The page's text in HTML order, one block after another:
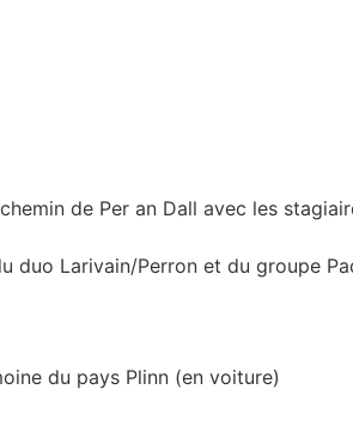
de Per an Dall avec les
duo Larivain/Perron et du groupe
du pays Plinn (en voiture)